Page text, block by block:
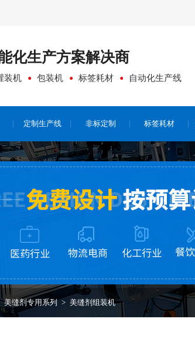
化生产方案解决商
装机 包装机 标签耗材 自动化生产线
定制生产线 非标定制 标签耗材
美缝剂专用系列 > 美缝剂组装机